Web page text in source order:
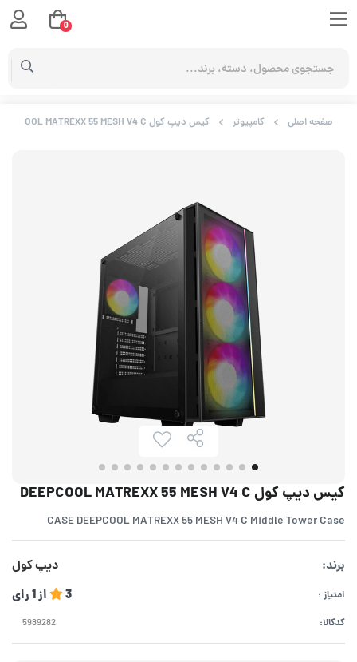
صفحه اصلی کامپیوتر کیس دیپ کول DEEPCOOL MATREXX 55 MESH V4 C
کیس دیپ کول DEEPCOOL MATREXX 55 MESH V4 C
CASE DEEPCOOL MATREXX 55 MESH V4 C Middle Tower Case
برند: دیپ کول
امتیاز : 3 از1رای
کدکالا:
0